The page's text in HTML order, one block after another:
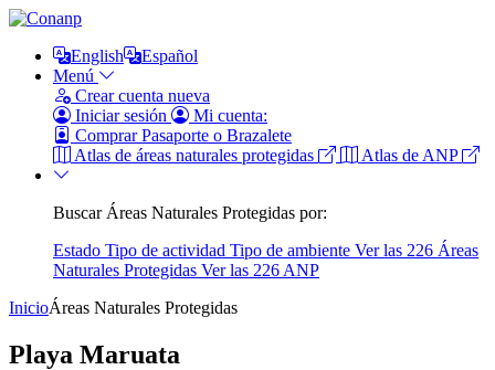
English
Español
Menú
Crear cuenta nueva
Iniciar sesión
Mi cuenta:
Comprar Pasaporte o Brazalete
Atlas de áreas naturales protegidas
Atlas de ANP
Buscar Áreas Naturales Protegidas por:
Estado Tipo de actividad Tipo de ambiente Ver las 226 Áreas
Naturales Protegidas Ver las 226 ANP
InicioÁreas Naturales Protegidas
Playa Maruata